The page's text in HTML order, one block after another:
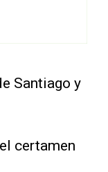
Santiago y
certamen